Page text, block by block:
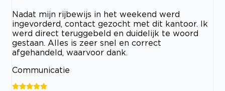
Nadat mijn rijbewijs in het weekend werd
ingevorderd, contact gezocht met dit kantoor. Ik
werd direct teruggebeld en duidelijk te woord
gestaan. Alles is zeer snel en correct
afgehandeld, waarvoor dank.
Communicatie